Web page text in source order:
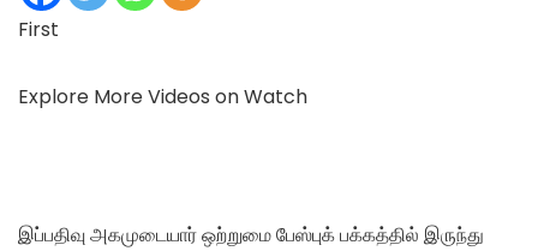
First
Explore More Videos on Watch
இப்பதிவு அகமுடையார் ஒற்றுமை பேஸ்புக் பக்கத்தில் இருந்து